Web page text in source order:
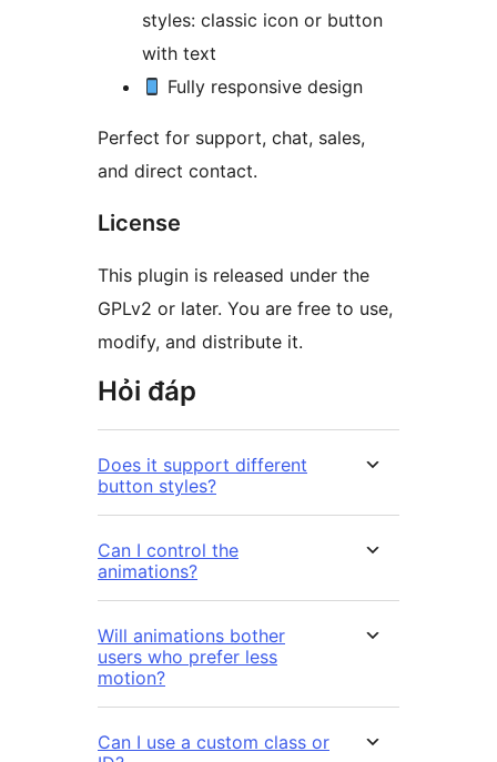
styles: classic icon or button
with text
Fully responsive design
Perfect for support, chat, sales,
and direct contact.
License
This plugin is released under the
GPLv2 or later. You are free to use,
modify, and distribute it.
Hỏi đáp
Does it support different
button styles?
Can I control the
animations?
Will animations bother
users who prefer less
motion?
Can I use a custom class or